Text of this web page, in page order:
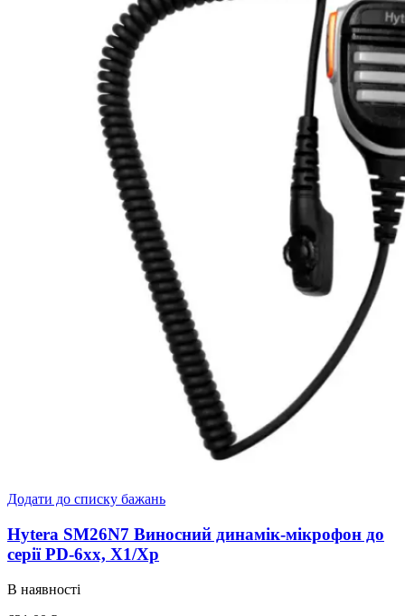
Додати до списку бажань
Hytera SM26N7 Виносний динамік-мікрофон до
серії PD-6xx, X1/Хр
В наявності